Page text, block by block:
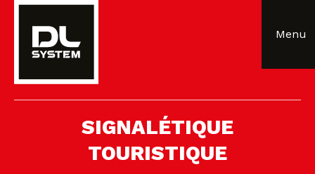
Menu
SIGNALÉTIQUE
TOURISTIQUE
Panneau de gestion des cookies